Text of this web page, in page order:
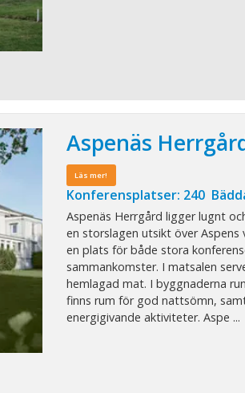
Aspenäs
Läs mer!
Konferensplatser: 240
Aspenäs Herrgård ligger lugnt
en storslagen utsikt över Aspens
en plats för både stora
sammankomster. I matsalen
hemlagad mat. I byggnaderna
finns rum för god nattsömn,
energigivande aktiviteter. Aspe ...